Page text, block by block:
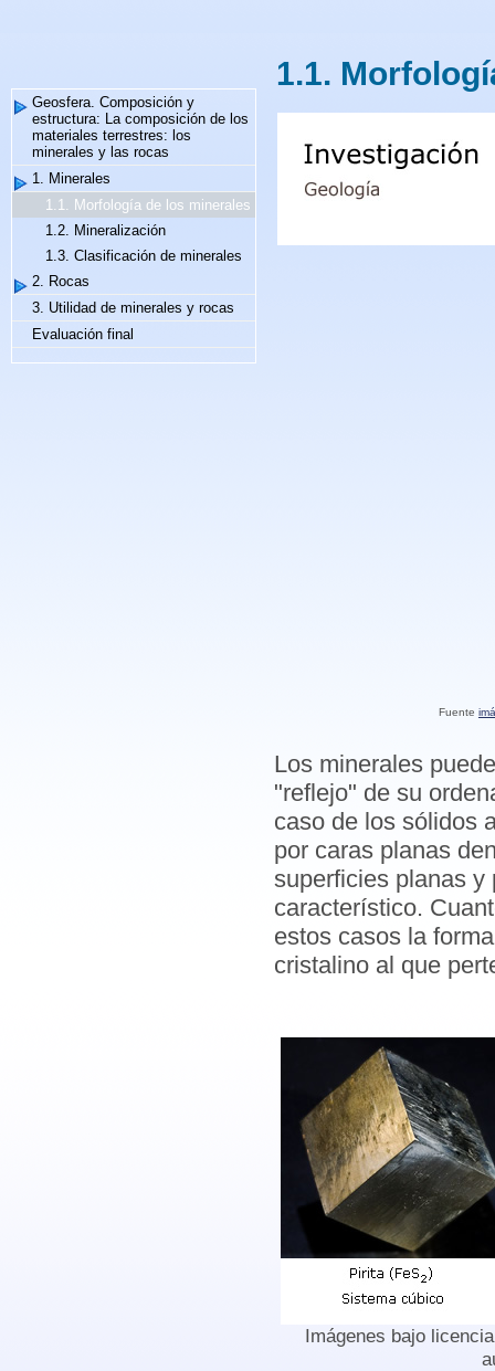
Geosfera. Composición y
estructura: La composición de los
materiales terrestres: los
minerales y las rocas
1. Minerales
1.1. Morfología de los minerales
1.2. Mineralización
1.3. Clasificación de minerales
2. Rocas
3. Utilidad de minerales y rocas
Evaluación final
1.1.
Fuente
Los minerales
"reflejo" de su
caso de los sólidos
por caras planas
superficies planas y
característico.
estos casos la
cristalino al que
Imágenes bajo